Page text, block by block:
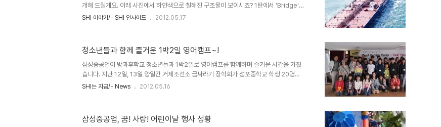
개해 드릴게요. 아래 사진에서 하얀색으로 칠해진 구조물이 보이시죠? 1탄에서 'Bridge'를
설명해 드렸는데요. 유리창들이 일렬로 늘어선 곳이 바로 조타실, 영어로는 'Wheel
가 더 커지기 때문이죠. 또하나! 갑판의 상태를 잘 감시하기 위해서 입니다. ^^ 아래는 조타
실의 내부 모습입니다. 첨단 기능을 갖춘 항해 장비 통합시스템과 운항제어 시스템 ..
SHI 이야기/- SHI 인사이드 2012.05.17
청소년들과 함께 즐거운 1박2일 영어캠프~!
삼성중공업이 방과후학교 청소년들과 1박2일로 영어캠프를 함께하며 즐거운 시간을 가졌
습니다. 지난 12일, 13일 양일간 거제조선소 금싸라기 장학회가 성포중학교 학생 20명을
대상으로 ‘외국인 선생님과 함께하는 English Camp’를 개최했는데요. 금싸라기 장학회는
팀 이름과 구호 등을 영어로 소개하며 딱딱한 분위기를 부드럽게 했습니다. 저녁시간에는
SHI는 지금/- News 2012.05.16
삼성중공업, 꿈! 사랑! 어린이날 행사 성황